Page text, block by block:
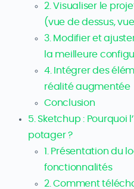
2. Visualiser le
(vue de dessus,
3. Modifier et
la meilleure
4. Intégrer des
réalité augmentée
Conclusion
5. Sketchup : Pourquoi
potager ?
1. Présentation du
fonctionnalités
2. Comment